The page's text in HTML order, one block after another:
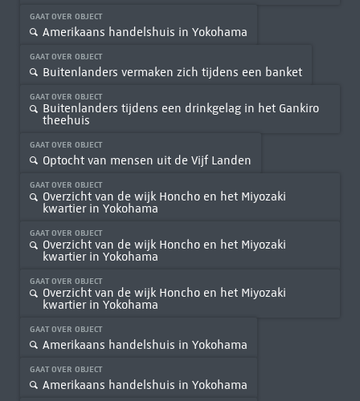
GAAT OVER OBJECT
Amerikaans handelshuis in Yokohama
GAAT OVER OBJECT
Buitenlanders vermaken zich tijdens een banket
GAAT OVER OBJECT
Buitenlanders tijdens een drinkgelag in het Gankiro
theehuis
GAAT OVER OBJECT
Optocht van mensen uit de Vijf Landen
GAAT OVER OBJECT
Overzicht van de wijk Honcho en het Miyozaki
kwartier in Yokohama
GAAT OVER OBJECT
Overzicht van de wijk Honcho en het Miyozaki
kwartier in Yokohama
GAAT OVER OBJECT
Overzicht van de wijk Honcho en het Miyozaki
kwartier in Yokohama
GAAT OVER OBJECT
Amerikaans handelshuis in Yokohama
GAAT OVER OBJECT
Amerikaans handelshuis in Yokohama